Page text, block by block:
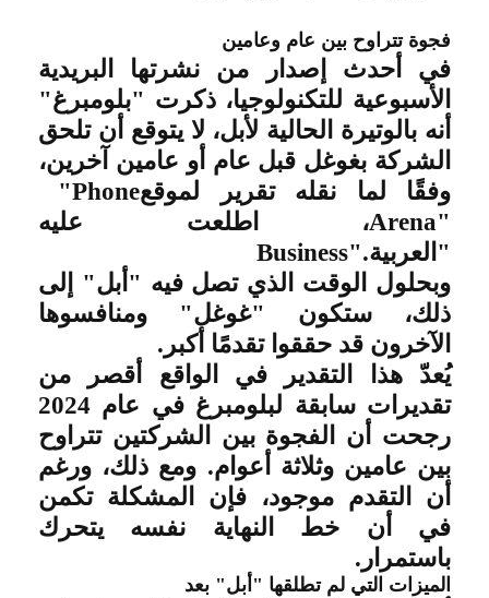
فجوة تتراوح بين عام وعامين
في أحدث إصدار من نشرتها البريدية
الأسبوعية للتكنولوجيا، ذكرت "بلومبرغ"
أنه بالوتيرة الحالية لأبل، لا يتوقع أن تلحق
الشركة بغوغل قبل عام أو عامين آخرين،
وفقًا لما نقله تقرير لموقع"Phone
Arena"، اطلعت عليه
"العربيةBusiness".
وبحلول الوقت الذي تصل فيه "أبل" إلى
ذلك، ستكون "غوغل" ومنافسوها
الآخرون قد حققوا تقدمًا أكبر .
يُعدّ هذا التقدير في الواقع أقصر من
تقديرات سابقة لبلومبرغ في عام 2024
رجحت أن الفجوة بين الشركتين تتراوح
بين عامين وثلاثة أعوام. ومع ذلك، ورغم
أن التقدم موجود، فإن المشكلة تكمن
في أن خط النهاية نفسه يتحرك
باستمرار .
الميزات التي لم تطلقها "أبل" بعد